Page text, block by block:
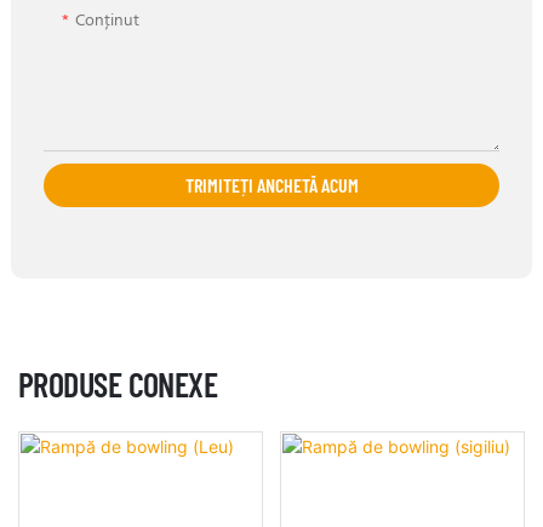
Conţinut
TRIMITEȚI ANCHETĂ ACUM
PRODUSE CONEXE